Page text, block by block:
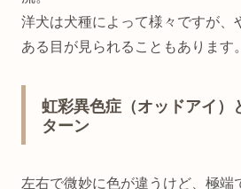
洋犬は犬種によって様々ですが、
ある目が見られることもあります。
虹彩異色症（オッドアイ）
ターン
左右で微妙に色が違うけど、極端